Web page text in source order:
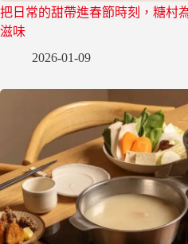
把日常的甜帶進春節時刻，糖村
滋味
2026-01-09